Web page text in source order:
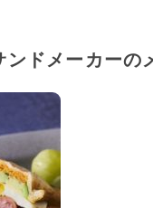
ドメーカーの